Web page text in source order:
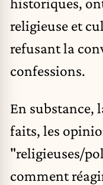
religieuse et
refusant la
confessions.
En substance,
faits, les
"religieuses/
comment